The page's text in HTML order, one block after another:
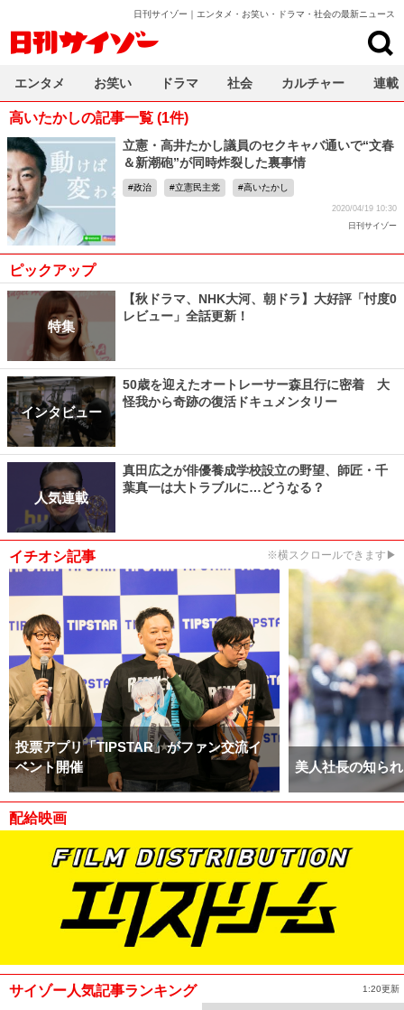
日刊サイゾー｜エンタメ・お笑い・ドラマ・社会の最新ニュース
高いたかしの記事一覧 (1件)
立憲・高井たかし議員のセクキャバ通いで“文春
＆新潮砲”が同時炸裂した裏事情
政治 立憲民主党 高いたかし
2020/04/19 10:30
日刊サイゾー
ピックアップ
特集
【秋ドラマ、NHK大河、朝ドラ】大好評「忖度0
レビュー」全話更新！
インタビュー
50歳を迎えたオートレーサー森且行に密着 大
怪我から奇跡の復活ドキュメンタリー
人気連載
真田広之が俳優養成学校設立の野望、師匠・千
葉真一は大トラブルに…どうなる？
イチオシ記事 ※横スクロールできます▶
投票アプリ「TIPSTAR」がファン交流イ
ベント開催
美人社長の知ら
配給映画
サイゾー人気記事ランキング 1:20更新
エンタメ お笑い ドラマ 社会 カルチャー 連載